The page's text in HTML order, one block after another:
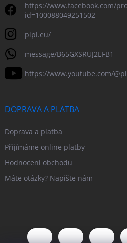
https://www.facebook.com/
id=100088049251502
pipl.eu/
message/B65GXSRUJ2EFB1
https://www.youtube.com/
DOPRAVA A PLATBA
Doprava a platba
Přijímáme online platby
Hodnocení obchodu
Máte otázky? Napište nám